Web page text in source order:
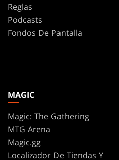
Reglas
Podcasts
Fondos De Pantalla
MAGIC
Magic: The Gathering
MTG Arena
Magic.gg
Localizador De Tiendas Y